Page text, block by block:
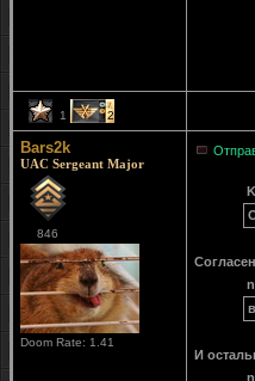
1 2
Bars2k
UAC Sergeant Major
846
Doom Rate: 1.41
И